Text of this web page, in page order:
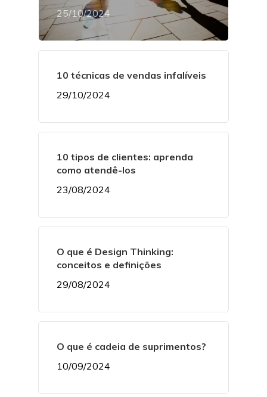
25/10/2024
10 técnicas de vendas infalíveis
29/10/2024
10 tipos de clientes: aprenda
como atendê-los
23/08/2024
O que é Design Thinking:
conceitos e definições
29/08/2024
O que é cadeia de suprimentos?
10/09/2024